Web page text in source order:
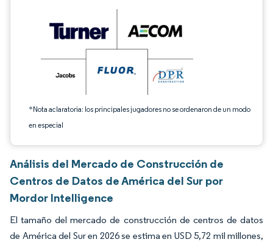
*Nota aclaratoria: los principales jugadores no se ordenaron de un modo
en especial
Análisis del Mercado de Construcción de
Centros de Datos de América del Sur por
Mordor Intelligence
El tamaño del mercado de construcción de centros de datos
de América del Sur en 2026 se estima en USD 5,72 mil millones,